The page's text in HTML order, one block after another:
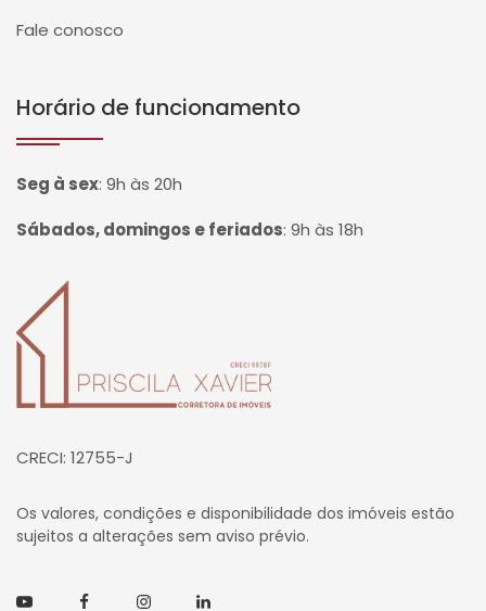
Fale conosco
Horário de funcionamento
Seg à sex: 9h às 20h
Sábados, domingos e feriados: 9h às 18h
Página inicial
CRECI: 12755-J
Os valores, condições e disponibilidade dos imóveis estão
sujeitos a alterações sem aviso prévio.
YoutubeFacebookInstagramLinkedin